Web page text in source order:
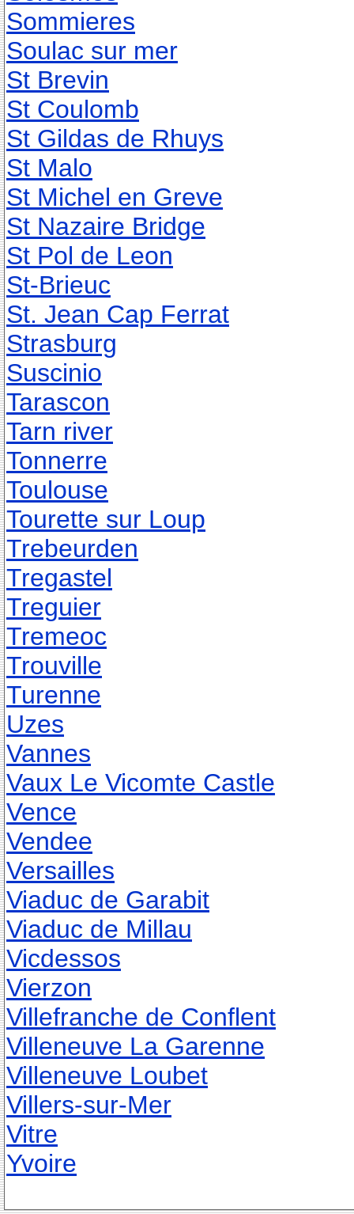
Sommieres
Soulac sur mer
St Brevin
St Coulomb
St Gildas de Rhuys
St Malo
St Michel en Greve
St Nazaire Bridge
St Pol de Leon
St-Brieuc
St. Jean Cap Ferrat
Strasburg
Suscinio
Tarascon
Tarn river
Tonnerre
Toulouse
Tourette sur Loup
Trebeurden
Tregastel
Treguier
Tremeoc
Trouville
Turenne
Uzes
Vannes
Vaux Le Vicomte Castle
Vence
Vendee
Versailles
Viaduc de Garabit
Viaduc de Millau
Vicdessos
Vierzon
Villefranche de Conflent
Villeneuve La Garenne
Villeneuve Loubet
Villers-sur-Mer
Vitre
Yvoire